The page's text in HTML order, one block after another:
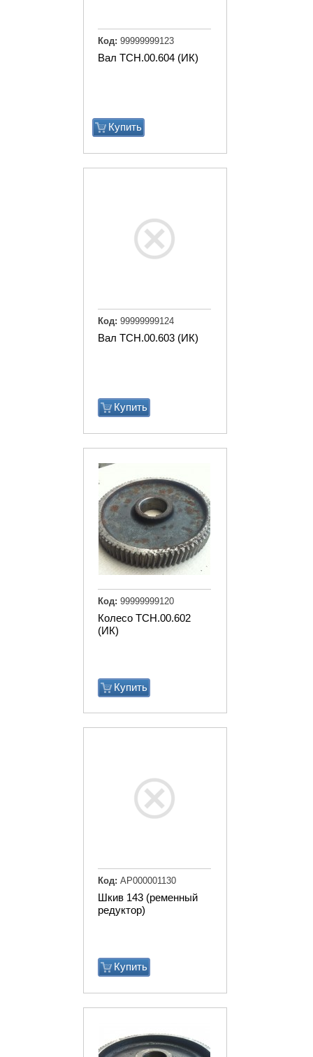
Вал ТСН.00.604 (ИК)
Купить
Код: 99999999123
Вал ТСН.00.603 (ИК)
Купить
Код: 99999999124
Колесо ТСН.00.602
(ИК)
Купить
Код: 99999999120
Шкив 143 (ременный
редуктор)
Купить
Код: АР000001130